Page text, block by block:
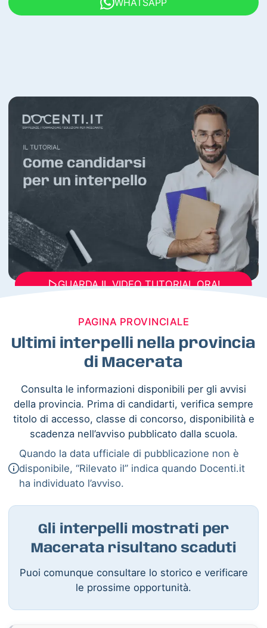
GUARDA IL VIDEO TUTORIAL ORA!
PAGINA PROVINCIALE
Ultimi interpelli nella provincia
di Macerata
Consulta le informazioni disponibili per gli avvisi
della provincia. Prima di candidarti, verifica sempre
titolo di accesso, classe di concorso, disponibilità e
scadenza nell’avviso pubblicato dalla scuola.
Quando la data ufficiale di pubblicazione non è
disponibile, “Rilevato il” indica quando Docenti.it
ha individuato l’avviso.
Gli interpelli mostrati per
Macerata risultano scaduti
Puoi comunque consultare lo storico e verificare
le prossime opportunità.